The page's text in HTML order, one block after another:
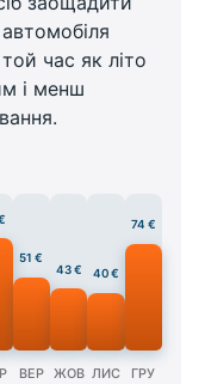
час як літо
і менш
51 €
ВЕР
43 €
ЖОВ
40 €
ЛИС
74 €
ГРУ